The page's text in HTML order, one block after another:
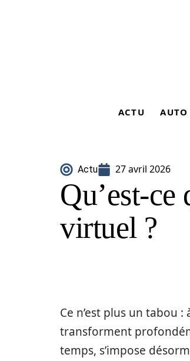
ACTU AUTO
Actu 27 avril 2026
Qu’est-ce
virtuel ?
Ce n’est plus un tabou
transforment
temps, s’impose